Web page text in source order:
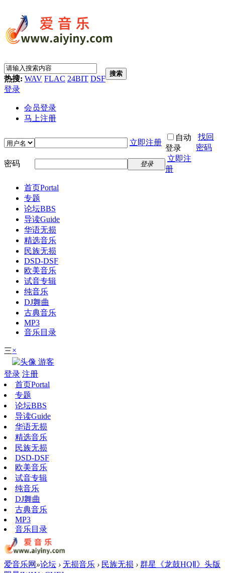
热搜: WAV FLAC 24BIT DSF
搜索
登录
会员登录
马上注册
立即注册
自动
登录
找回
密码
密码
登录
立即注
册
首页Portal
专题
论坛BBS
导读Guide
华语无损
精选音乐
民族无损
DSD-DSF
欧美音乐
试音专辑
纯音乐
DJ舞曲
古典音乐
MP3
音乐目录
三×
游客
登录 注册
首页Portal
专题
论坛BBS
导读Guide
华语无损
精选音乐
民族无损
DSD-DSF
欧美音乐
试音专辑
纯音乐
DJ舞曲
古典音乐
MP3
音乐目录
爱音乐网 »论坛 › 无损音乐 › 民族无损 › 群星《龙鼓HQⅡ》头版